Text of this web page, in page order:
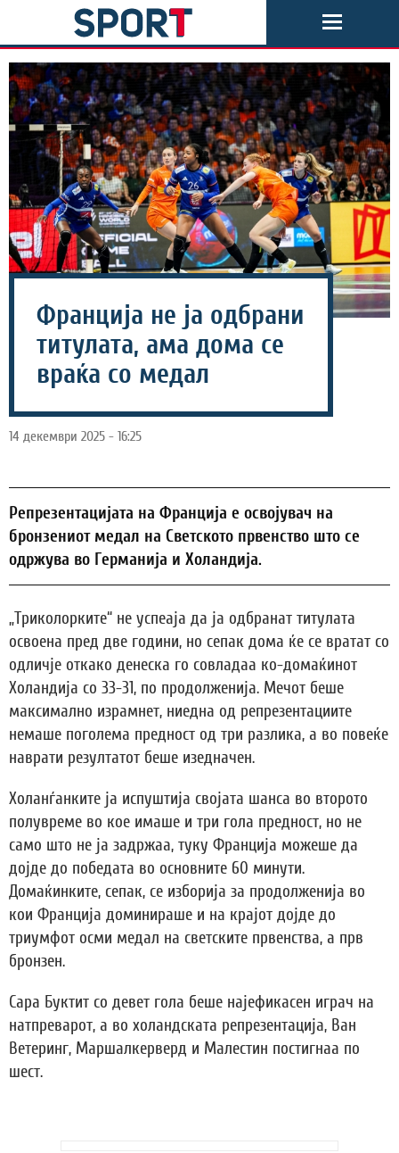
Франција не ја одбрани
титулата, ама дома се
враќа со медал
14 декември 2025 - 16:25
Репрезентацијата на Франција е освојувач на
бронзениот медал на Светското првенство што се
одржува во Германија и Холандија.
„Триколорките“ не успеаја да ја одбранат титулата
освоена пред две години, но сепак дома ќе се вратат со
одличје откако денеска го совладаа ко-домаќинот
Холандија со 33-31, по продолженија. Мечот беше
максимално израмнет, ниедна од репрезентациите
немаше поголема предност од три разлика, а во повеќе
наврати резултатот беше изедначен.
Холанѓанките ја испуштија својата шанса во второто
полувреме во кое имаше и три гола предност, но не
само што не ја задржаа, туку Франција можеше да
дојде до победата во основните 60 минути.
Домаќинките, сепак, се изборија за продолженија во
кои Франција доминираше и на крајот дојде до
триумфот осми медал на светските првенства, а прв
бронзен.
Сара Буктит со девет гола беше најефикасен играч на
натпреварот, а во холандската репрезентација, Ван
Ветеринг, Маршалкерверд и Малестин постигнаа по
шест.